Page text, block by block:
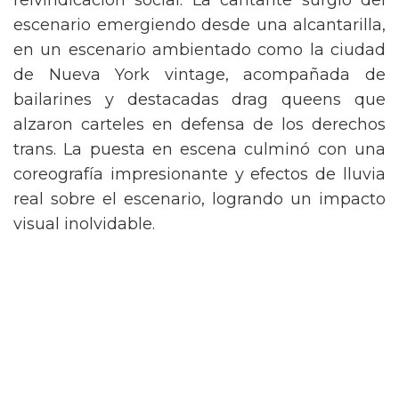
reivindicación social. La cantante surgió del
escenario emergiendo desde una alcantarilla,
en un escenario ambientado como la ciudad
de Nueva York vintage, acompañada de
bailarines y destacadas drag queens que
alzaron carteles en defensa de los derechos
trans. La puesta en escena culminó con una
coreografía impresionante y efectos de lluvia
real sobre el escenario, logrando un impacto